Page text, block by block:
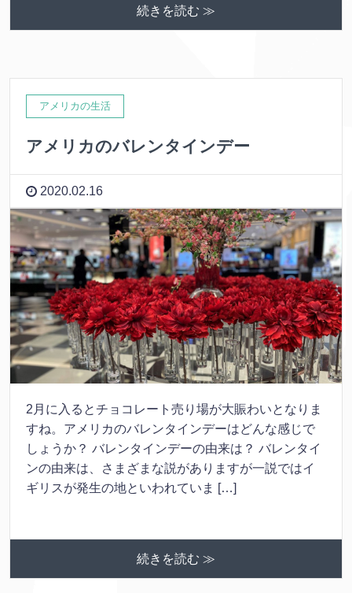
続きを読む ≫
アメリカの生活
アメリカのバレンタインデー
2020.02.16
2月に入るとチョコレート売り場が大賑わいとなりま
すね。アメリカのバレンタインデーはどんな感じで
しょうか？ バレンタインデーの由来は？ バレンタイ
ンの由来は、さまざまな説がありますが一説ではイ
ギリスが発生の地といわれていま […]
続きを読む ≫